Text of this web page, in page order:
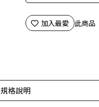
加入最愛 此商品
規格說明